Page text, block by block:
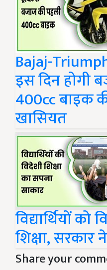
Bajaj-
इस दिन होगी
400cc बाइक
खासियत
विद्यार्थियों
शिक्षा, सरकार
Share your